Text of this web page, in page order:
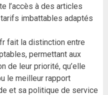
l’accès à des articles
imbattables adaptés
fait la distinction entre
permettant aux
de leur priorité, qu’elle
le meilleur rapport
et sa politique de service